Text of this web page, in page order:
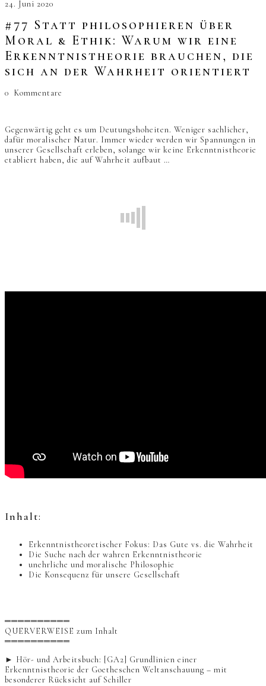
24. Juni 2020
#77 Statt philosophieren über
Moral & Ethik: Warum wir eine
Erkenntnistheorie brauchen, die
sich an der Wahrheit orientiert
0 Kommentare
Gegenwärtig geht es um Deutungshoheiten. Weniger sachlicher,
dafür moralischer Natur. Immer wieder werden wir Spannungen in
unserer Gesellschaft erleben, solange wir keine Erkenntnistheorie
etabliert haben, die auf Wahrheit aufbaut …
Inhalt:
Erkenntnistheoretischer Fokus: Das Gute vs. die Wahrheit
Die Suche nach der wahren Erkenntnistheorie
unehrliche und moralische Philosophie
Die Konsequenz für unsere Gesellschaft
══════════
QUERVERWEISE zum Inhalt
══════════
► Hör- und Arbeitsbuch: [GA2] Grundlinien einer
Erkenntnistheorie der Goetheschen Weltanschauung – mit
besonderer Rücksicht auf Schiller